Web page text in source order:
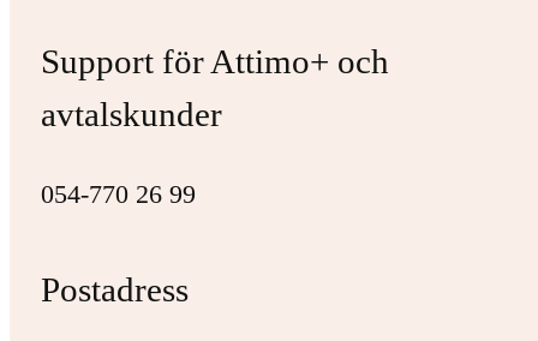
Support för Attimo+ och
avtalskunder
054-770 26 99
Postadress